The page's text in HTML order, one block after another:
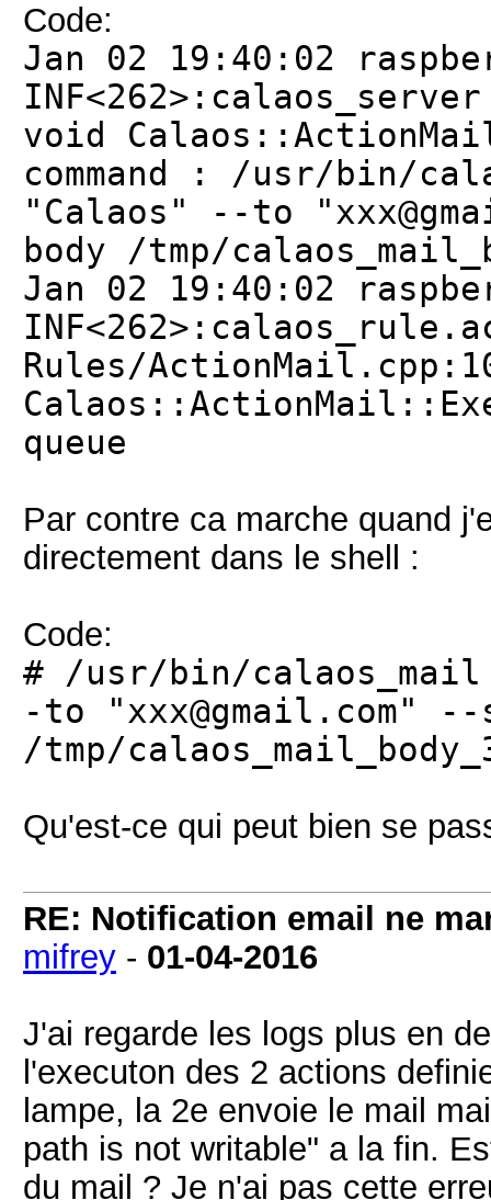
Code:
Jan 02 19:40:02
void
command : /usr/bin/
"Calaos" --to
body /tmp/
Jan 02 19:40:02
Rules/
queue
Par contre ca marche quand
directement dans le shell :
Code:
# /usr/bin/
-to "xxx@gmail.com"
/tmp/
Qu'est-ce qui peut bien se
RE: Notification email ne
mifrey - 01-04-2016
J'ai regarde les logs plus en
l'executon des 2 actions
lampe, la 2e envoie le mail
path is not writable" a la fin.
du mail ? Je n'ai pas cette